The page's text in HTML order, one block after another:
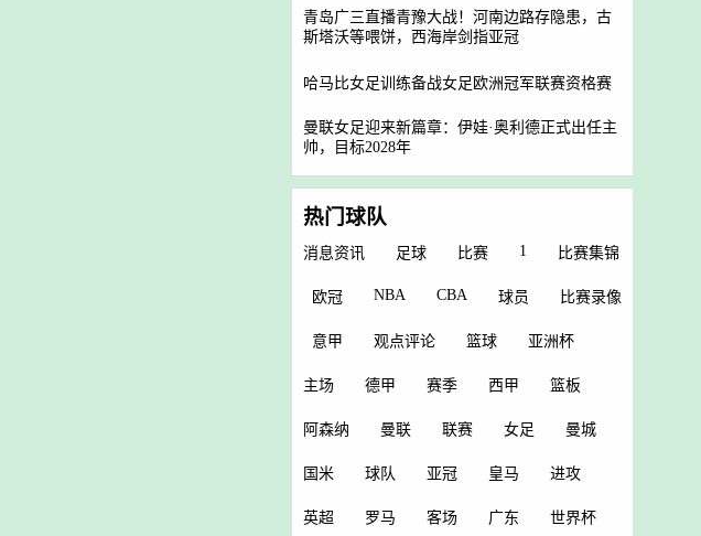
青岛广三直播青豫大战！河南边路存隐患，古
斯塔沃等喂饼，西海岸剑指亚冠
哈马比女足训练备战女足欧洲冠军联赛资格赛
曼联女足迎来新篇章：伊娃·奥利德正式出任主
帅，目标2028年
热门球队
消息资讯 足球 比赛 1 比赛集锦
欧冠 NBA CBA 球员 比赛录像
意甲 观点评论 篮球 亚洲杯
主场 德甲 赛季 西甲 篮板
阿森纳 曼联 联赛 女足 曼城
国米 球队 亚冠 皇马 进攻
英超 罗马 客场 广东 世界杯